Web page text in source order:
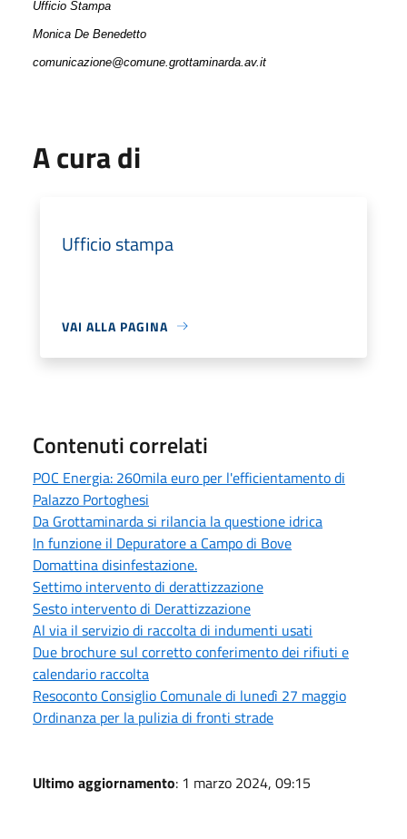
Ufficio Stampa
Monica De Benedetto
comunicazione@comune.grottaminarda.av.it
A cura di
Ufficio stampa
VAI ALLA PAGINA
Contenuti correlati
POC Energia: 260mila euro per l'efficientamento di
Palazzo Portoghesi
Da Grottaminarda si rilancia la questione idrica
In funzione il Depuratore a Campo di Bove
Domattina disinfestazione.
Settimo intervento di derattizzazione
Sesto intervento di Derattizzazione
Al via il servizio di raccolta di indumenti usati
Due brochure sul corretto conferimento dei rifiuti e
calendario raccolta
Resoconto Consiglio Comunale di lunedì 27 maggio
Ordinanza per la pulizia di fronti strade
Ultimo aggiornamento: 1 marzo 2024, 09:15